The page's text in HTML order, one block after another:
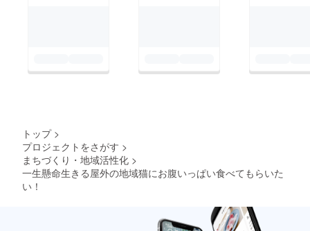
トップ >
プロジェクトをさがす >
まちづくり・地域活性化 >
一生懸命生きる屋外の地域猫にお腹いっぱい食べてもらいた
い！